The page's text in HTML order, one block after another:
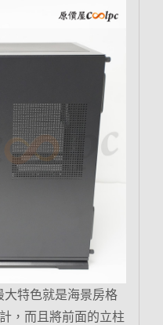
大特色就是海景房格
，而且將前面的立柱